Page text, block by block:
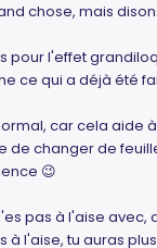
chose, mais
pour l'effet
ce qui a déjà été
car cela aide
changer de
😉
pas à l'aise avec,
l'aise, tu auras